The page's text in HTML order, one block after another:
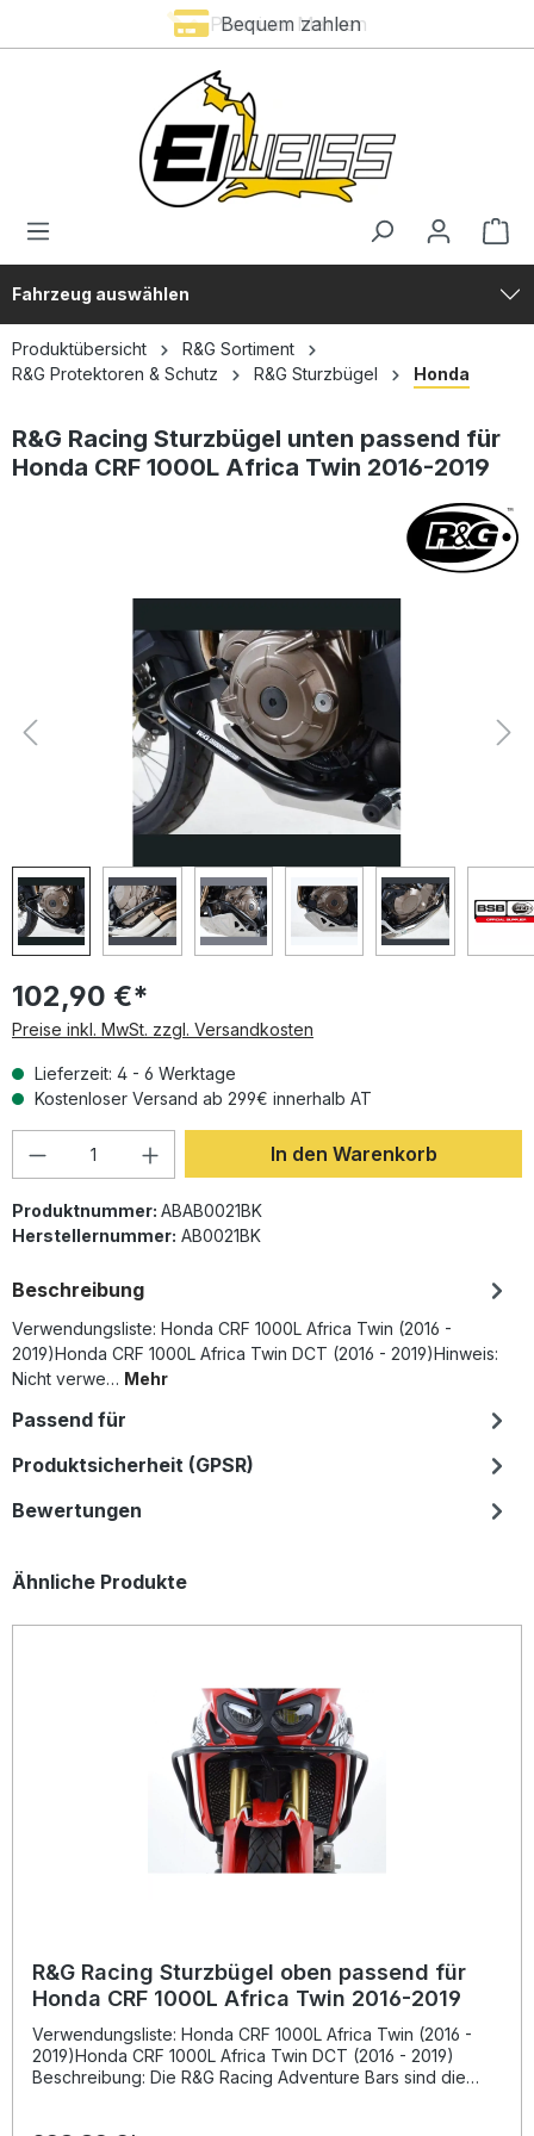
Premium Marken
Bequem zahlen
Fahrzeug auswählen
Produktübersicht
R&G Sortiment
R&G Protektoren & Schutz
R&G Sturzbügel Honda
R&G Racing Sturzbügel unten passend für
Honda CRF 1000L Africa Twin 2016-2019
102,90 €*
Preise inkl. MwSt. zzgl. Versandkosten
Lieferzeit: 4 - 6 Werktage
Kostenloser Versand ab 299€ innerhalb AT
Produkt Anzahl: Gib den gewünschten
In den Warenkorb
Produktnummer: ABAB0021BK
Herstellernummer: AB0021BK
Beschreibung
Verwendungsliste: Honda CRF 1000L Africa Twin (2016 -
2019)Honda CRF 1000L Africa Twin DCT (2016 - 2019)Hinweis:
Nicht verwe… Mehr
Passend für
Produktsicherheit (GPSR)
Bewertungen
Produktgalerie überspringen
Ähnliche Produkte
R&G Racing Sturzbügel oben passend für
Honda CRF 1000L Africa Twin 2016-2019
Verwendungsliste: Honda CRF 1000L Africa Twin (2016 -
2019)Honda CRF 1000L Africa Twin DCT (2016 - 2019)
Beschreibung: Die R&G Racing Adventure Bars sind die